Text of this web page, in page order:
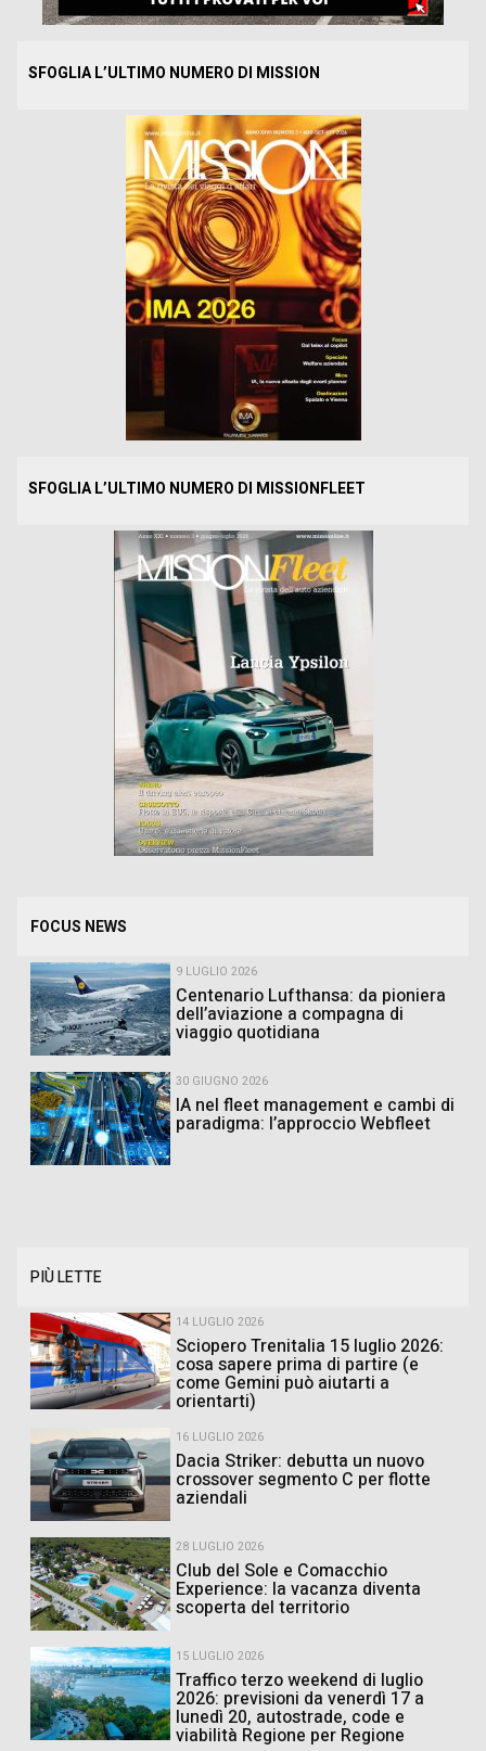
SFOGLIA L’ULTIMO NUMERO DI MISSION
SFOGLIA L’ULTIMO NUMERO DI MISSIONFLEET
FOCUS NEWS
9 LUGLIO 2026
Centenario Lufthansa: da pioniera
dell’aviazione a compagna di
viaggio quotidiana
30 GIUGNO 2026
IA nel fleet management e cambi di
paradigma: l’approccio Webfleet
PIÙ LETTE
14 LUGLIO 2026
Sciopero Trenitalia 15 luglio 2026:
cosa sapere prima di partire (e
come Gemini può aiutarti a
orientarti)
16 LUGLIO 2026
Dacia Striker: debutta un nuovo
crossover segmento C per flotte
aziendali
28 LUGLIO 2026
Club del Sole e Comacchio
Experience: la vacanza diventa
scoperta del territorio
15 LUGLIO 2026
Traffico terzo weekend di luglio
2026: previsioni da venerdì 17 a
lunedì 20, autostrade, code e
viabilità Regione per Regione